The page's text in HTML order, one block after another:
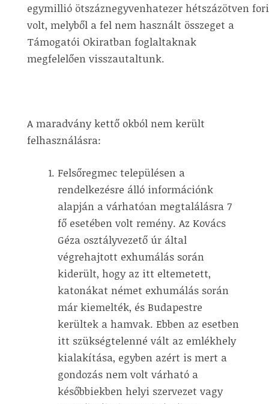
egymillió ötszáznegyvenhatezer hétszázötven
volt, melyből a fel nem használt összeget a
Támogatói Okiratban foglaltaknak
megfelelően visszautaltunk.
A maradvány kettő okból nem került
felhasználásra:
Felsőregmec településen a
rendelkezésre álló információnk
alapján a várhatóan megtalálásra 7
fő esetében volt remény. Az Kovács
Géza osztályvezető úr által
végrehajtott exhumálás során
kiderült, hogy az itt eltemetett,
katonákat német exhumálás során
már kiemelték, és Budapestre
kerültek a hamvak. Ebben az esetben
itt szükségtelenné vált az emlékhely
kialakítása, egyben azért is mert a
gondozás nem volt várható a
későbbiekben helyi szervezet vagy